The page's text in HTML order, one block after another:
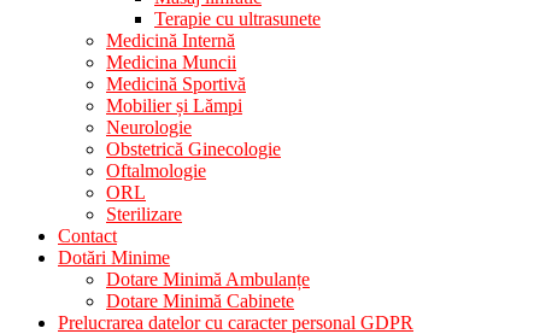
Terapie cu ultrasunete
Medicină Internă
Medicina Muncii
Medicină Sportivă
Mobilier și Lămpi
Neurologie
Obstetrică Ginecologie
Oftalmologie
ORL
Sterilizare
Contact
Dotări Minime
Dotare Minimă Ambulanțe
Dotare Minimă Cabinete
Prelucrarea datelor cu caracter personal GDPR